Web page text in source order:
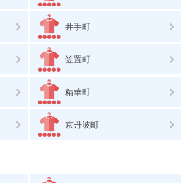
井手町
笠置町
精華町
京丹波町